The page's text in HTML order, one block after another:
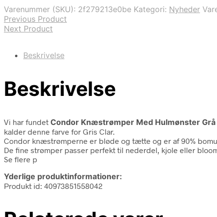
49,95 kr..34,97 kr..
Varenummer (SKU): 2f279213e0be Kategori: Nyheder
Previous Product
Next Product
Beskrivelse
Beskrivelse
Vi har fundet Condor Knæstrømper Med Hulmønster Grå
kalder denne farve for Gris Clar.
Condor knæstrømperne er bløde og tætte og er af 90%
De fine strømper passer perfekt til nederdel, kjole eller
Se flere p
Yderlige produktinformationer:
Produkt id: 40973851558042